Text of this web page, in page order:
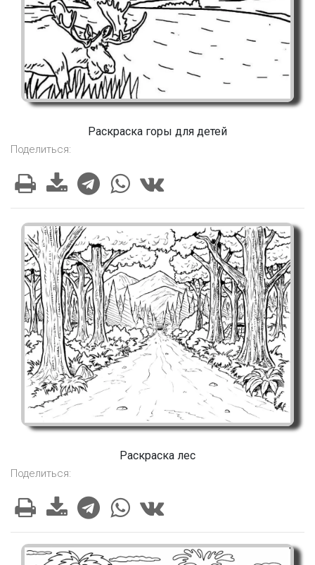
Раскраска горы для детей
Поделиться:
Раскраска лес
Поделиться: